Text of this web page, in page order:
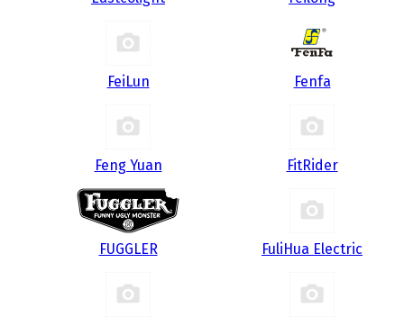
FeiLun Fenfa
Feng Yuan FitRider
FUGGLER FuliHua Electric